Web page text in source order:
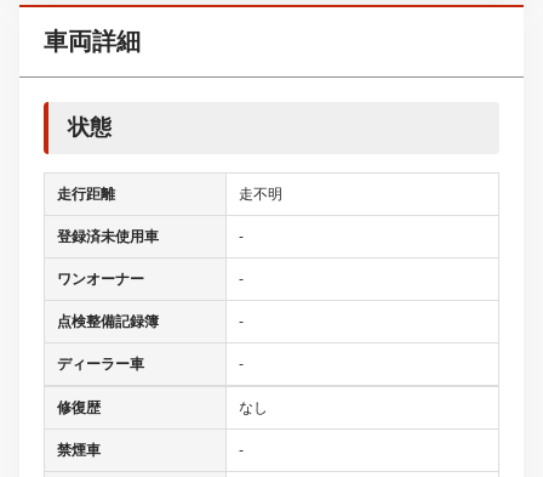
車両詳細
状態
走行距離 走不明
登録済未使用車 -
ワンオーナー -
点検整備記録簿 -
ディーラー車 -
修復歴 なし
禁煙車 -